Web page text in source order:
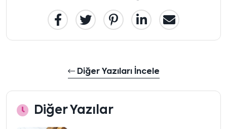
Diğer Yazıları İncele
Diğer Yazılar